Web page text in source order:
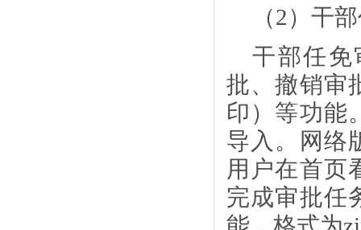
（2）干
干部任免
批、撤销审
印）等功能
导入。网络
用户在首页
完成审批任